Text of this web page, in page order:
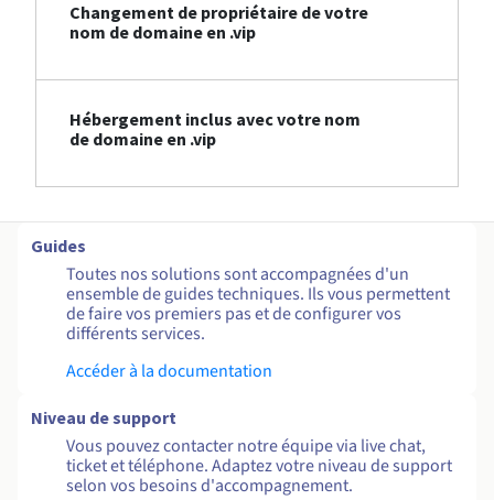
Changement de propriétaire de votre
nom de domaine en .vip
Hébergement inclus avec votre nom
de domaine en .vip
Guides
Toutes nos solutions sont accompagnées d'un
ensemble de guides techniques. Ils vous permettent
de faire vos premiers pas et de configurer vos
différents services.
Accéder à la documentation
Niveau de support
Vous pouvez contacter notre équipe via live chat,
ticket et téléphone. Adaptez votre niveau de support
selon vos besoins d'accompagnement.